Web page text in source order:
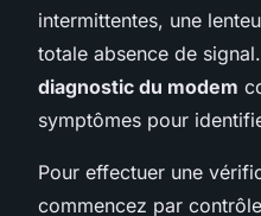
intermittentes, une
totale absence de
diagnostic du modem
symptômes pour
Pour effectuer une
commencez par